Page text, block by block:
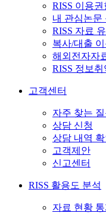
RISS 이용권
내 관심논문
RISS 자료
복사/대출
해외전자자
RISS 정보
고객센터
자주 찾는
상담 신청
상담 내역 확
고객제안
신고센터
RISS 활용도 분석
자료 현황 통